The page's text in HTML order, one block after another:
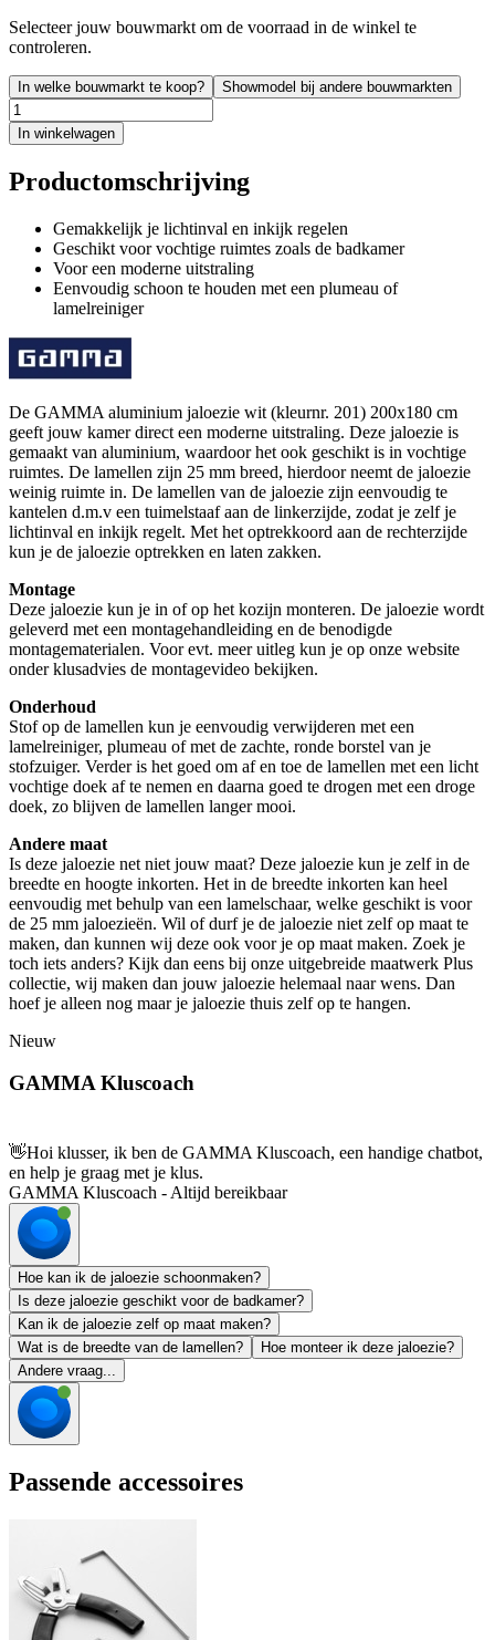
Selecteer jouw bouwmarkt om de voorraad in de winkel te
controleren.
In welke bouwmarkt te koop? Showmodel bij andere bouwmarkten
In winkelwagen
Productomschrijving
Gemakkelijk je lichtinval en inkijk regelen
Geschikt voor vochtige ruimtes zoals de badkamer
Voor een moderne uitstraling
Eenvoudig schoon te houden met een plumeau of
lamelreiniger
De GAMMA aluminium jaloezie wit (kleurnr. 201) 200x180 cm
geeft jouw kamer direct een moderne uitstraling. Deze jaloezie is
gemaakt van aluminium, waardoor het ook geschikt is in vochtige
ruimtes. De lamellen zijn 25 mm breed, hierdoor neemt de jaloezie
weinig ruimte in. De lamellen van de jaloezie zijn eenvoudig te
kantelen d.m.v een tuimelstaaf aan de linkerzijde, zodat je zelf je
lichtinval en inkijk regelt. Met het optrekkoord aan de rechterzijde
kun je de jaloezie optrekken en laten zakken.
Montage
Deze jaloezie kun je in of op het kozijn monteren. De jaloezie wordt
geleverd met een montagehandleiding en de benodigde
montagematerialen. Voor evt. meer uitleg kun je op onze website
onder klusadvies de montagevideo bekijken.
Onderhoud
Stof op de lamellen kun je eenvoudig verwijderen met een
lamelreiniger, plumeau of met de zachte, ronde borstel van je
stofzuiger. Verder is het goed om af en toe de lamellen met een licht
vochtige doek af te nemen en daarna goed te drogen met een droge
doek, zo blijven de lamellen langer mooi.
Andere maat
Is deze jaloezie net niet jouw maat? Deze jaloezie kun je zelf in de
breedte en hoogte inkorten. Het in de breedte inkorten kan heel
eenvoudig met behulp van een lamelschaar, welke geschikt is voor
de 25 mm jaloezieën. Wil of durf je de jaloezie niet zelf op maat te
maken, dan kunnen wij deze ook voor je op maat maken. Zoek je
toch iets anders? Kijk dan eens bij onze uitgebreide maatwerk Plus
collectie, wij maken dan jouw jaloezie helemaal naar wens. Dan
hoef je alleen nog maar je jaloezie thuis zelf op te hangen.
Nieuw
GAMMA Kluscoach
👋Hoi klusser, ik ben de GAMMA Kluscoach, een handige chatbot,
en help je graag met je klus.
GAMMA Kluscoach - Altijd bereikbaar
Hoe kan ik de jaloezie schoonmaken?
Is deze jaloezie geschikt voor de badkamer?
Kan ik de jaloezie zelf op maat maken?
Wat is de breedte van de lamellen?
Hoe monteer ik deze jaloezie?
Andere vraag...
Passende accessoires